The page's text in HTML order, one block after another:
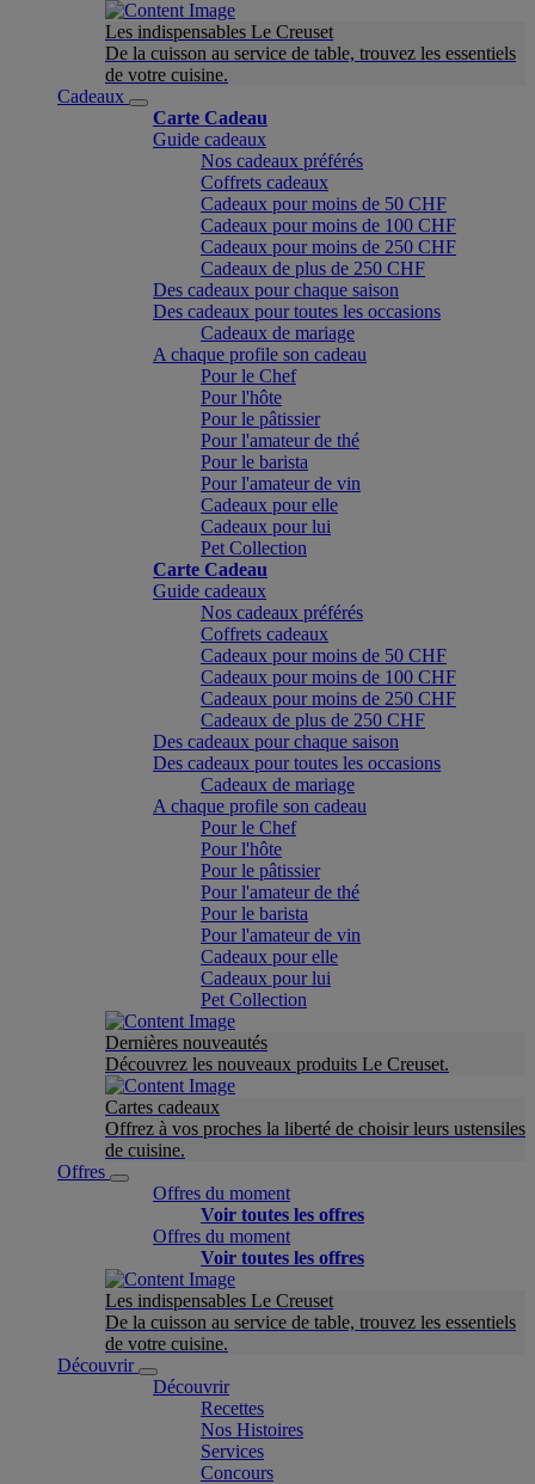
Les indispensables Le Creuset
De la cuisson au service de table, trouvez les essentiels
de votre cuisine.
Cadeaux
Carte Cadeau
Guide cadeaux
Nos cadeaux préférés
Coffrets cadeaux
Cadeaux pour moins de 50 CHF
Cadeaux pour moins de 100 CHF
Cadeaux pour moins de 250 CHF
Cadeaux de plus de 250 CHF
Des cadeaux pour chaque saison
Des cadeaux pour toutes les occasions
Cadeaux de mariage
A chaque profile son cadeau
Pour le Chef
Pour l'hôte
Pour le pâtissier
Pour l'amateur de thé
Pour le barista
Pour l'amateur de vin
Cadeaux pour elle
Cadeaux pour lui
Pet Collection
Carte Cadeau
Guide cadeaux
Nos cadeaux préférés
Coffrets cadeaux
Cadeaux pour moins de 50 CHF
Cadeaux pour moins de 100 CHF
Cadeaux pour moins de 250 CHF
Cadeaux de plus de 250 CHF
Des cadeaux pour chaque saison
Des cadeaux pour toutes les occasions
Cadeaux de mariage
A chaque profile son cadeau
Pour le Chef
Pour l'hôte
Pour le pâtissier
Pour l'amateur de thé
Pour le barista
Pour l'amateur de vin
Cadeaux pour elle
Cadeaux pour lui
Pet Collection
Dernières nouveautés
Découvrez les nouveaux produits Le Creuset.
Cartes cadeaux
Offrez à vos proches la liberté de choisir leurs ustensiles
de cuisine.
Offres
Offres du moment
Voir toutes les offres
Offres du moment
Voir toutes les offres
Les indispensables Le Creuset
De la cuisson au service de table, trouvez les essentiels
de votre cuisine.
Découvrir
Découvrir
Recettes
Nos Histoires
Services
Concours